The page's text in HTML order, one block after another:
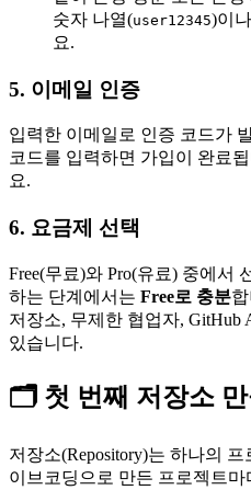
숫자 나열(user12345)이
요.
5. 이메일 인증
입력한 이메일로 인증 코드가
코드를 입력하면 가입이 완료
요.
6. 요금제 선택
Free(무료)와 Pro(유료) 중에서
하는 단계에서는 Free로 충분
저장소, 무제한 협업자, GitHub
있습니다.
🗂️ 첫 번째 저장소 만
저장소(Repository)는 하나의
이브코딩으로 만든 프로젝트